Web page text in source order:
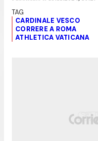
CARDINALE VESCO
CORRERE A ROMA
ATHLETICA VATICANA